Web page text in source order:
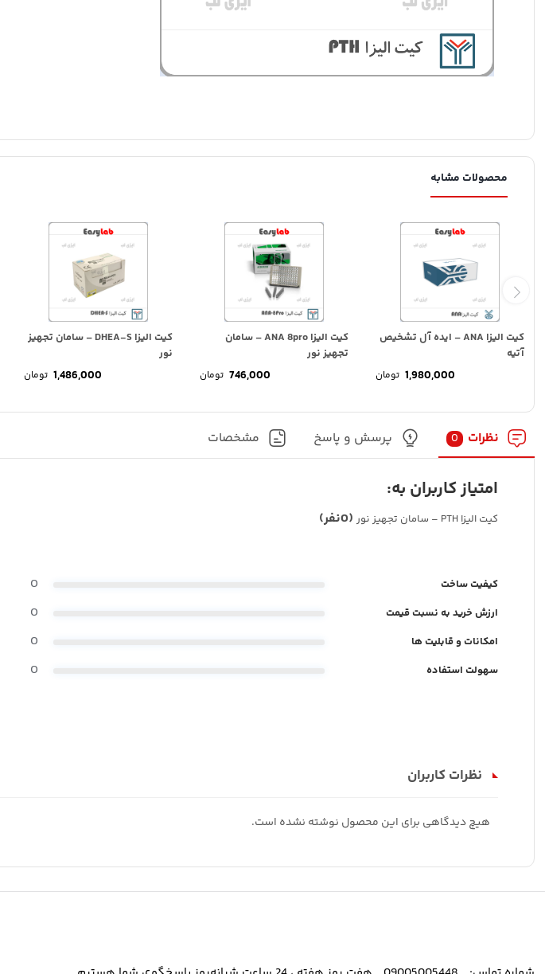
محصولات مشابه
کیت الیزا ANA – ایده آل تشخیص
آتیه
1,980,000 تومان
کیت الیزا ANA 8pro – سامان
تجهیز نور
746,000 تومان
کیت الیزا DHEA-S – سامان تجهیز
نور
1,486,000 تومان
نظرات 0 پرسش و پاسخ مشخصات
امتیاز کاربران به:
کیت الیزا PTH – سامان تجهیز نور (0نفر)
کیفیت ساخت 0
ارزش خرید به نسبت قیمت 0
امکانات و قابلیت ها 0
سهولت استفاده 0
نظرات کاربران
هیچ دیدگاهی برای این محصول نوشته نشده است.